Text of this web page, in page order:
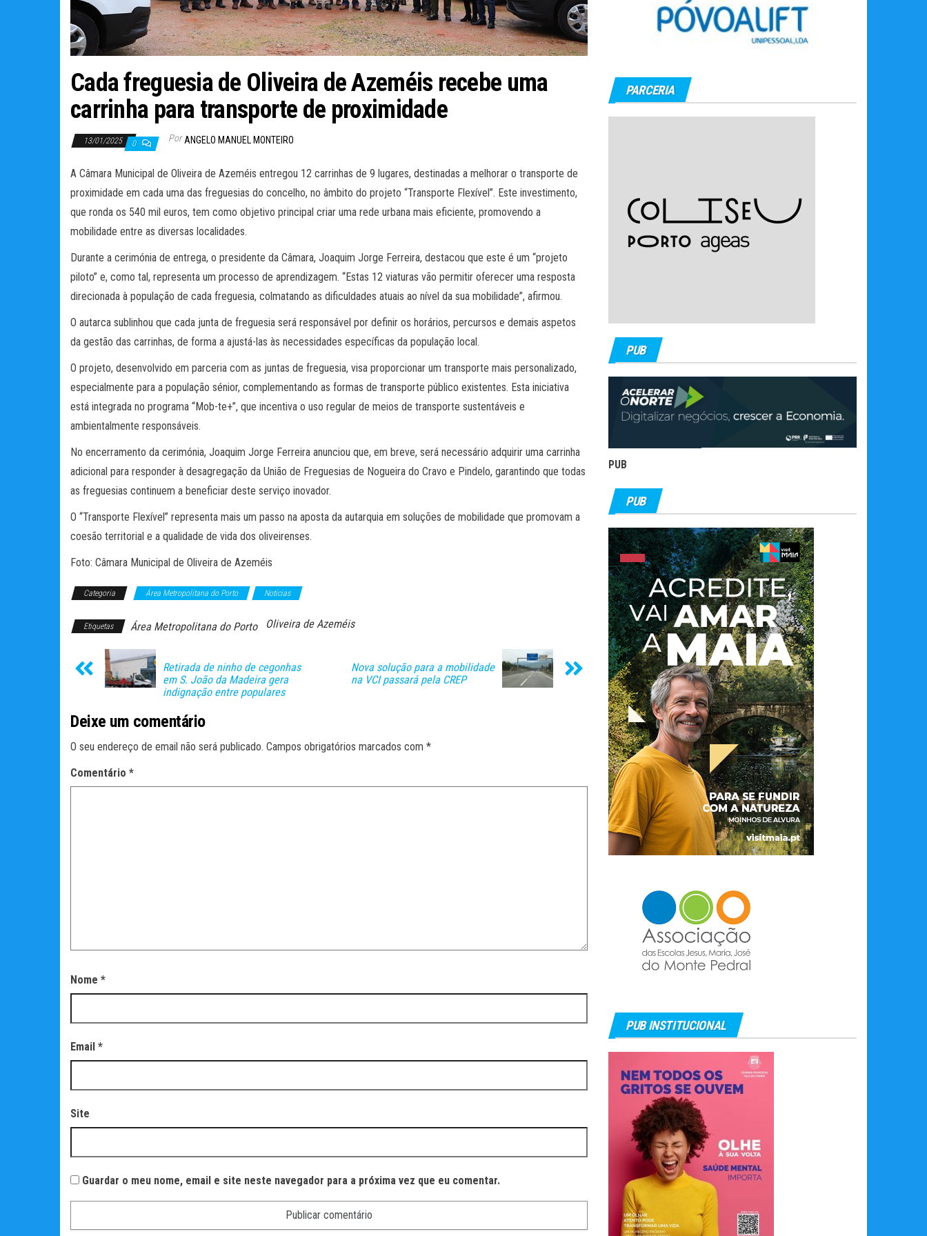
Cada freguesia de Oliveira de Azeméis recebe uma
carrinha para transporte de proximidade
13/01/2025 0 Por ANGELO MANUEL MONTEIRO
A Câmara Municipal de Oliveira de Azeméis entregou 12 carrinhas de 9 lugares, destinadas a melhorar o transporte de
proximidade em cada uma das freguesias do concelho, no âmbito do projeto “Transporte Flexível”. Este investimento,
que ronda os 540 mil euros, tem como objetivo principal criar uma rede urbana mais eficiente, promovendo a
mobilidade entre as diversas localidades.
Durante a cerimónia de entrega, o presidente da Câmara, Joaquim Jorge Ferreira, destacou que este é um “projeto
piloto” e, como tal, representa um processo de aprendizagem. “Estas 12 viaturas vão permitir oferecer uma resposta
direcionada à população de cada freguesia, colmatando as dificuldades atuais ao nível da sua mobilidade”, afirmou.
O autarca sublinhou que cada junta de freguesia será responsável por definir os horários, percursos e demais aspetos
da gestão das carrinhas, de forma a ajustá-las às necessidades específicas da população local.
O projeto, desenvolvido em parceria com as juntas de freguesia, visa proporcionar um transporte mais personalizado,
especialmente para a população sénior, complementando as formas de transporte público existentes. Esta iniciativa
está integrada no programa “Mob-te+”, que incentiva o uso regular de meios de transporte sustentáveis e
ambientalmente responsáveis.
No encerramento da cerimónia, Joaquim Jorge Ferreira anunciou que, em breve, será necessário adquirir uma carrinha
adicional para responder à desagregação da União de Freguesias de Nogueira do Cravo e Pindelo, garantindo que todas
as freguesias continuem a beneficiar deste serviço inovador.
O “Transporte Flexível” representa mais um passo na aposta da autarquia em soluções de mobilidade que promovam a
coesão territorial e a qualidade de vida dos oliveirenses.
Foto: Câmara Municipal de Oliveira de Azeméis
Categoria Área Metropolitana do Porto Notícias
Etiquetas Área Metropolitana do Porto Oliveira de Azeméis
Retirada de ninho de cegonhas
em S. João da Madeira gera
indignação entre populares
Nova solução para a mobilidade
na VCI passará pela CREP
Deixe um comentário
O seu endereço de email não será publicado. Campos obrigatórios marcados com *
Comentário *
Nome *
Email *
Site
Guardar o meu nome, email e site neste navegador para a próxima vez que eu comentar.
PARCERIA
PUB
PUB
PUB
PUB INSTITUCIONAL